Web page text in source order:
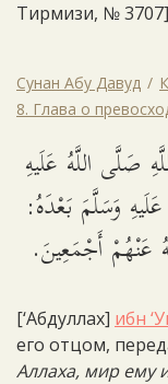
Тирмизи, № 3707]
Сунан Абу Давуд
8. Глава о
صَلَّى اللَّهُ عَلَيهِ
وَسَلَّمَ بَعْدَهُ:
عَنْهُمْ أَجْمَعِينَ.
[‘Абдуллах] ибн
его отцом,
Аллаха, мир ему